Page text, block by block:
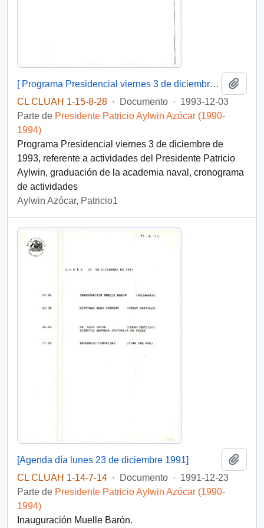
[ Programa Presidencial viernes 3 de diciembre de 1993 ]
CL CLUAH 1-15-8-28 · Documento · 1993-12-03
Parte de Presidente Patricio Aylwin Azócar (1990-
1994)
Programa Presidencial viernes 3 de diciembre de
1993, referente a actividades del Presidente Patricio
Aylwin, graduación de la academia naval, cronograma
de actividades
Aylwin Azócar, Patricio1
[Agenda día lunes 23 de diciembre 1991]
CL CLUAH 1-14-7-14 · Documento · 1991-12-23
Parte de Presidente Patricio Aylwin Azócar (1990-
1994)
Inauguración Muelle Barón.